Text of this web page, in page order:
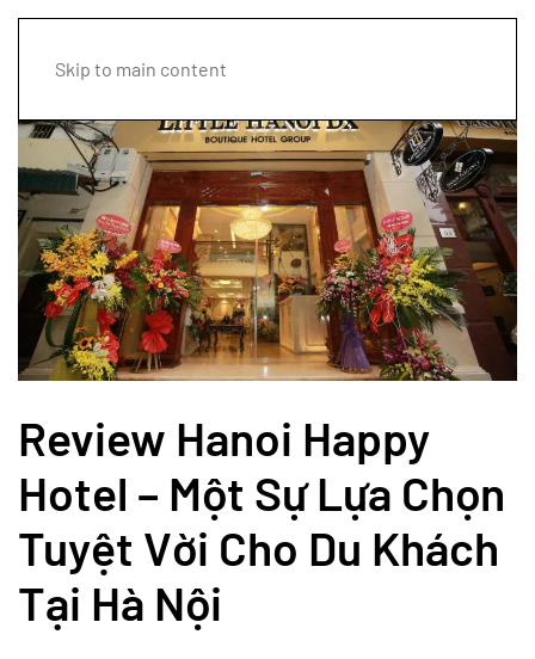
Skip to main content
Review Hanoi Happy
Hotel – Một Sự Lựa Chọn
Tuyệt Vời Cho Du Khách
Tại Hà Nội